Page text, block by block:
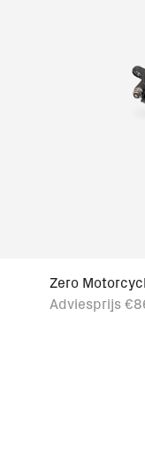
Zero
Adviesprijs